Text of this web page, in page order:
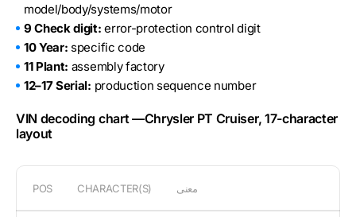
model/body/systems/motor
9 Check digit: error-protection control digit
10 Year: specific code
11 Plant: assembly factory
12–17 Serial: production sequence number
VIN decoding chart —Chrysler PT Cruiser, 17-character
layout
POS CHARACTER(S) معنى